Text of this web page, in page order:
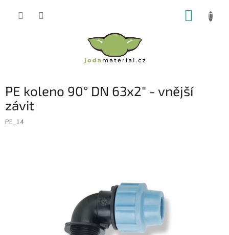
PE koleno 90° DN 63x2" - vnější
závit
PE_14